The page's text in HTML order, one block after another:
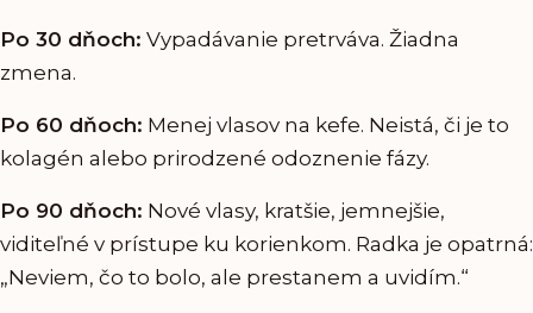
Po 30 dňoch: Vypadávanie pretrváva. Žiadna
zmena.
Po 60 dňoch: Menej vlasov na kefe. Neistá, či je to
kolagén alebo prirodzené odoznenie fázy.
Po 90 dňoch: Nové vlasy, kratšie, jemnejšie,
viditeľné v prístupe ku korienkom. Radka je opatrná:
„Neviem, čo to bolo, ale prestanem a uvidím.“